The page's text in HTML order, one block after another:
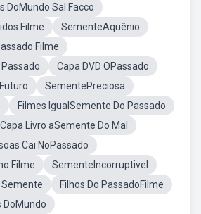
DoMundo Sal Facco
Filme
SementeAquênio
Filme
Capa DVD OPassado
SementePreciosa
Filmes IgualSemente Do Passado
Livro aSemente Do Mal
Cai NoPassado
Filme
SementeIncorruptivel
Semente
Filhos Do PassadoFilme
DoMundo